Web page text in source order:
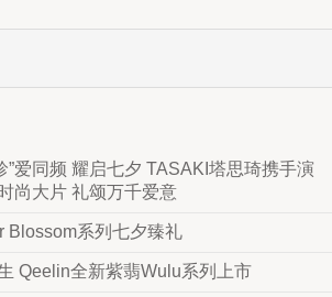
”爱同频 耀启七夕 TASAKI塔思琦携手演
尚大片 礼颂万千爱意
Blossom系列七夕臻礼
Qeelin全新紫翡Wulu系列上市